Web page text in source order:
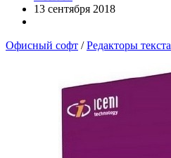
13 сентября 2018
Офисный софт /Редакторы текста